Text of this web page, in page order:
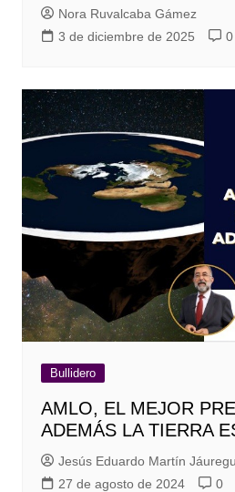
Nora Ruvalcaba Gámez
3 de diciembre de 2025
0
Bullidero
AMLO, EL MEJOR
ADEMÁS LA TIERRA
Jesús Eduardo Martín
27 de agosto de 2024
0